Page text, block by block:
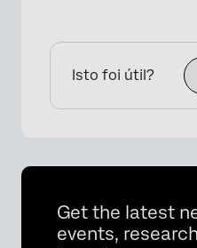
Isto foi útil?
Get the latest
events,